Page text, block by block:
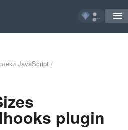
...
JavaScript /
plugin